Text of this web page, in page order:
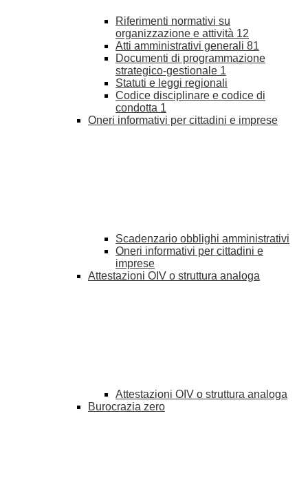
Riferimenti normativi su
organizzazione e attività 12
Atti amministrativi generali 81
Documenti di programmazione
strategico-gestionale 1
Statuti e leggi regionali
Codice disciplinare e codice di
condotta 1
Oneri informativi per cittadini e imprese
Scadenzario obblighi amministrativi
Oneri informativi per cittadini e
imprese
Attestazioni OIV o struttura analoga
Attestazioni OIV o struttura analoga
Burocrazia zero